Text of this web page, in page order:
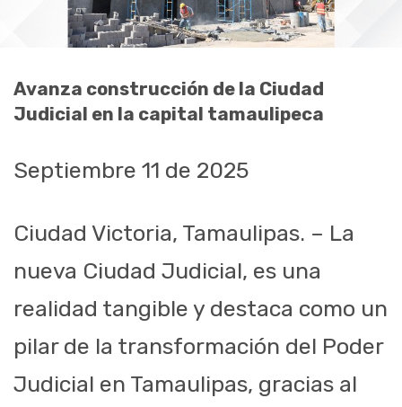
Avanza construcción de la Ciudad
Judicial en la capital tamaulipeca
Septiembre 11 de 2025
Ciudad Victoria, Tamaulipas. – La
nueva Ciudad Judicial, es una
realidad tangible y destaca como un
pilar de la transformación del Poder
Judicial en Tamaulipas, gracias al